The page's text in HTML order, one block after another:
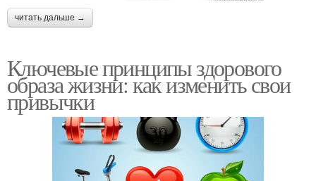
читать дальше →
Ключевые принципы здорового
образа жизни: как изменить свои
привычки